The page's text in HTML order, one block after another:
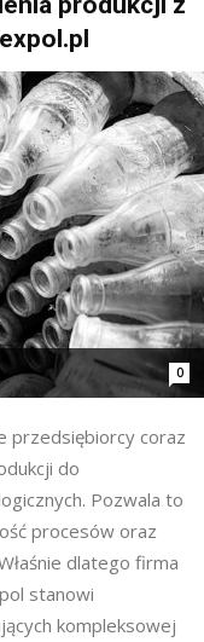
0
przedsiębiorcy coraz
do
Pozwala to
procesów oraz
dlatego firma
stanowi
kompleksowej